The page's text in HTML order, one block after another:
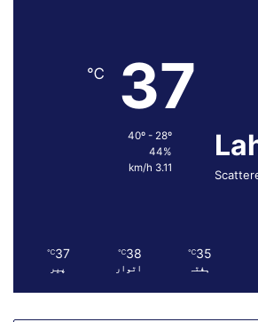
37
℃
44%
3.11 km/h
35
℃
ہفتہ
38
℃
اتوار
37
℃
پیر